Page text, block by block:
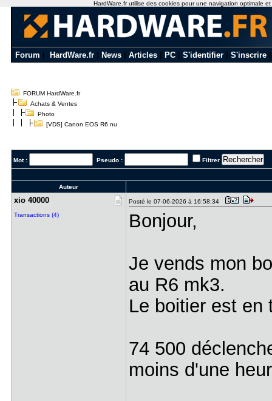
Forum HardWare.fr News Articles PC S'identifier S'inscrire
FORUM HardWare.fr
Achats & Ventes
Photo
[VDS] Canon EOS R6 nu
Mot : Pseudo : Filtrer
Auteur
xio 40000
Transactions (4)
Posté le 07-06-2026 à 16:58:34
Bonjour,
Je vends mon
au R6 mk3.
Le boitier est en
74 500
moins d'une
HardWare.fr utilise des cookies pour une navigation optimale